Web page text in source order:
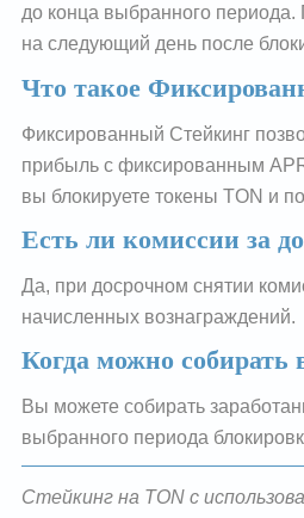
до конца выбранного
на следующий день после
Что такое
Фиксированный Стейкинг
прибыль с фиксированным
вы блокируете токены TON и
Есть ли комиссии за
Да, при досрочном снятии
начисленных вознаграждений.
Когда можно собирать
Вы можете собирать
выбранного периода
Стейкинг на TON с